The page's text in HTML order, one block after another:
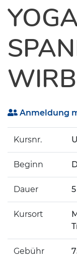
Anmeldung
Kursnr.
Beginn
Dauer
Kursort
Gebühr